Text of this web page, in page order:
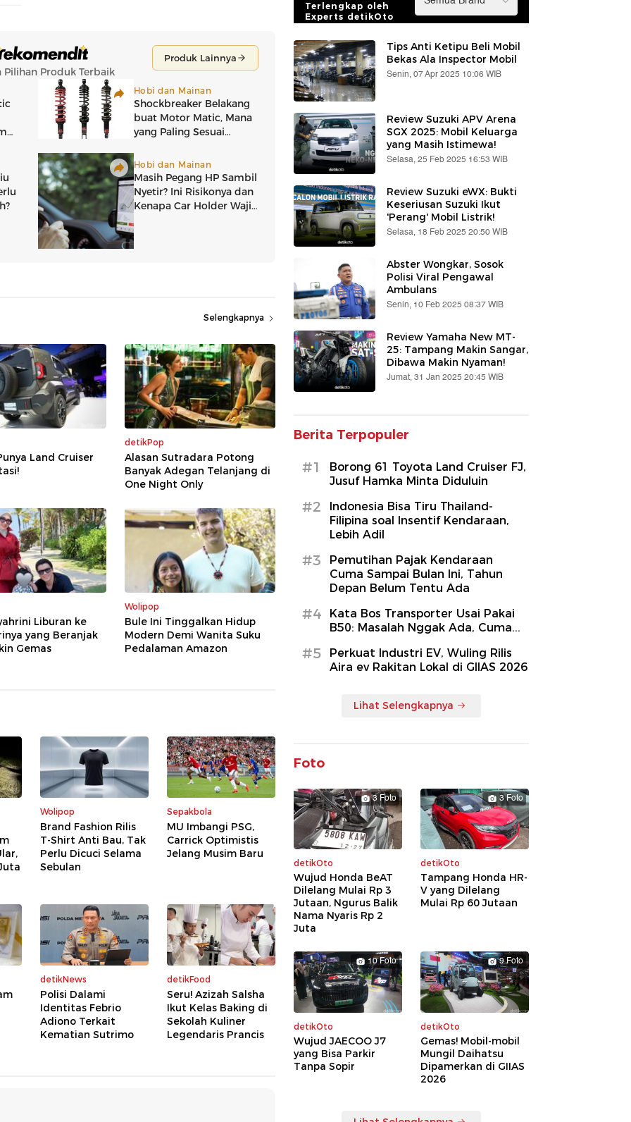
Selengkapnya
Land Cruiser
detikPop
Alasan Sutradara Potong
Banyak Adegan Telanjang di
One Night Only
Liburan ke
yang Beranjak
Gemas
Wolipop
Bule Ini Tinggalkan Hidup
Modern Demi Wanita Suku
Pedalaman Amazon
Wolipop
Brand Fashion Rilis
T-Shirt Anti Bau, Tak
Perlu Dicuci Selama
Sebulan
Sepakbola
MU Imbangi PSG,
Carrick Optimistis
Jelang Musim Baru
detikNews
Polisi Dalami
Identitas Febrio
Adiono Terkait
Kematian Sutrimo
detikFood
Seru! Azizah Salsha
Ikut Kelas Baking di
Sekolah Kuliner
Legendaris Prancis
Terlengkap oleh
Experts detikOto
Tips Anti Ketipu Beli Mobil
Bekas Ala Inspector Mobil
Senin, 07 Apr 2025 10:06 WIB
Review Suzuki APV Arena
SGX 2025: Mobil Keluarga
yang Masih Istimewa!
Selasa, 25 Feb 2025 16:53 WIB
Review Suzuki eWX: Bukti
Keseriusan Suzuki Ikut
'Perang' Mobil Listrik!
Selasa, 18 Feb 2025 20:50 WIB
Abster Wongkar, Sosok
Polisi Viral Pengawal
Ambulans
Senin, 10 Feb 2025 08:37 WIB
Review Yamaha New MT-
25: Tampang Makin Sangar,
Dibawa Makin Nyaman!
Jumat, 31 Jan 2025 20:45 WIB
Berita Terpopuler
#1
Borong 61 Toyota Land Cruiser FJ,
Jusuf Hamka Minta Diduluin
#2
Indonesia Bisa Tiru Thailand-
Filipina soal Insentif Kendaraan,
Lebih Adil
#3
Pemutihan Pajak Kendaraan
Cuma Sampai Bulan Ini, Tahun
Depan Belum Tentu Ada
#4
Kata Bos Transporter Usai Pakai
B50: Masalah Nggak Ada, Cuma...
#5
Perkuat Industri EV, Wuling Rilis
Aira ev Rakitan Lokal di GIIAS 2026
Lihat Selengkapnya
Foto
3 Foto
detikOto
Wujud Honda BeAT
Dilelang Mulai Rp 3
Jutaan, Ngurus Balik
Nama Nyaris Rp 2
Juta
3 Foto
detikOto
Tampang Honda HR-
V yang Dilelang
Mulai Rp 60 Jutaan
10 Foto
detikOto
Wujud JAECOO J7
yang Bisa Parkir
Tanpa Sopir
9 Foto
detikOto
Gemas! Mobil-mobil
Mungil Daihatsu
Dipamerkan di GIIAS
2026